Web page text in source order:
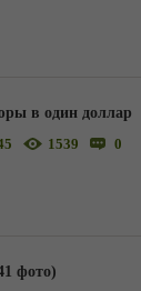
в один доллар
1539
0
фото)